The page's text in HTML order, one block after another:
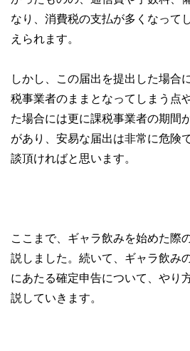
なり、消費税の支払が多くなって
えられます。
しかし、この届出を提出した場合
税事業者のままとなってしまう点
た場合には更に課税事業者の期間
があり、安易な届出は非常に危険
談頂ければと思います。
ここまで、ギャラ飲みを始めた際
説しました。続いて、ギャラ飲み
にあたる確定申告について、やり
説していきます。